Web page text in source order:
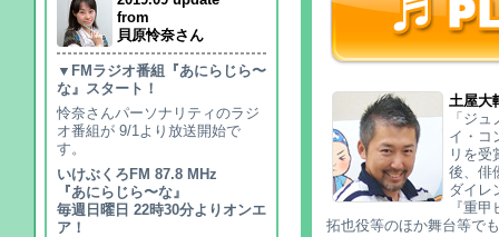
土屋大
「ジ
イ・コ
リを受
後、俳
ダイレ
『重
拓也役等のほか舞台等で
from
貝原怜奈さん
▼FMラジオ番組『あにらじら〜
な』スタート！
怜奈さんパーソナリティのラジ
オ番組が 9/1より放送開始で
す。
いけぶくろFM 87.8 MHz
『あにらじら〜な』
毎週日曜日 22時30分よりオンエ
ア！